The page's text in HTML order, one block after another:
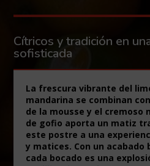
Cítricos y tradición en
sofisticada
La frescura vibrante del
mandarina se combinan
de la mousse y el cremoso
de gofio aporta un matiz
este postre a una
y matices. Con un acabado
cada bocado es una